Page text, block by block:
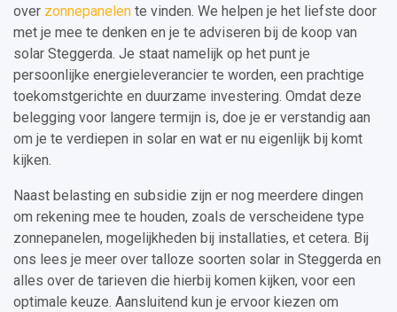
over zonnepanelen te vinden. We helpen je het liefste door
met je mee te denken en je te adviseren bij de koop van
solar Steggerda. Je staat namelijk op het punt je
persoonlijke energieleverancier te worden, een prachtige
toekomstgerichte en duurzame investering. Omdat deze
belegging voor langere termijn is, doe je er verstandig aan
om je te verdiepen in solar en wat er nu eigenlijk bij komt
kijken.
Naast belasting en subsidie zijn er nog meerdere dingen
om rekening mee te houden, zoals de verscheidene type
zonnepanelen, mogelijkheden bij installaties, et cetera. Bij
ons lees je meer over talloze soorten solar in Steggerda en
alles over de tarieven die hierbij komen kijken, voor een
optimale keuze. Aansluitend kun je ervoor kiezen om